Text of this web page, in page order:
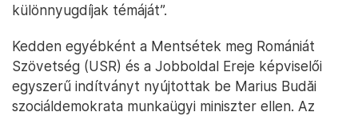
különnyugdíjak témáját”.
Kedden egyébként a Mentsétek meg Romániát
Szövetség (USR) és a Jobboldal Ereje képviselői
egyszerű indítványt nyújtottak be Marius Budăi
szociáldemokrata munkaügyi miniszter ellen. Az